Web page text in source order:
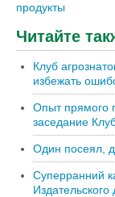
продукты
Читайте
Клуб
избежать
Опыт прямого
заседание
Один посеял,
Суперранний